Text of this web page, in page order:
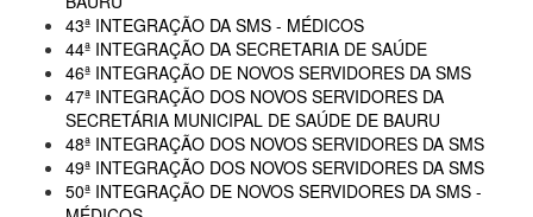
43ª INTEGRAÇÃO DA SMS - MÉDICOS
44ª INTEGRAÇÃO DA SECRETARIA DE SAÚDE
46ª INTEGRAÇÃO DE NOVOS SERVIDORES DA SMS
47ª INTEGRAÇÃO DOS NOVOS SERVIDORES DA
SECRETÁRIA MUNICIPAL DE SAÚDE DE BAURU
48ª INTEGRAÇÃO DOS NOVOS SERVIDORES DA SMS
49ª INTEGRAÇÃO DOS NOVOS SERVIDORES DA SMS
50ª INTEGRAÇÃO DE NOVOS SERVIDORES DA SMS -